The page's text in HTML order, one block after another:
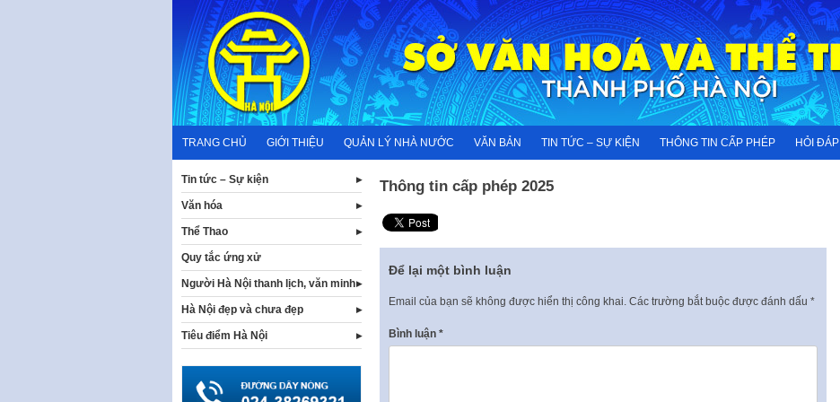
content
TRANG CHỦ GIỚI THIỆU QUẢN LÝ NHÀ NƯỚC VĂN BẢN TIN TỨC – SỰ KIỆN THÔNG TIN CẤP PHÉP HỎI ĐÁP
Thông tin cấp phép 2025
Để lại một bình luận
Email của bạn sẽ không được hiển thị công khai. Các trường bắt buộc được đánh dấu *
Bình luận *
Tin tức – Sự kiện
Văn hóa
Thể Thao
Quy tắc ứng xử
Người Hà Nội thanh lịch, văn minh
Hà Nội đẹp và chưa đẹp
Tiêu điểm Hà Nội